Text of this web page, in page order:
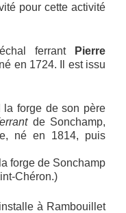
pour cette activité
ferrant
Pierre
en 1724. Il est issu
la forge de son père
de Sonchamp,
né en 1814, puis
forge de Sonchamp
Chéron.)
à Rambouillet